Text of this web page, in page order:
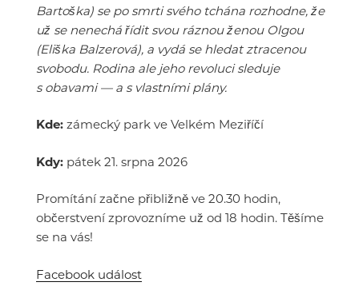
Bartoška) se po smrti svého tchána rozhodne, že
už se nenechá řídit svou ráznou ženou Olgou
(Eliška Balzerová), a vydá se hledat ztracenou
svobodu. Rodina ale jeho revoluci sleduje
s obavami — a s vlastními plány.
Kde: zámecký park ve Velkém Meziříčí
Kdy: pátek 21. srpna 2026
Promítání začne přibližně ve 20.30 hodin,
občerstvení zprovozníme už od 18 hodin. Těšíme
se na vás!
Facebook událost